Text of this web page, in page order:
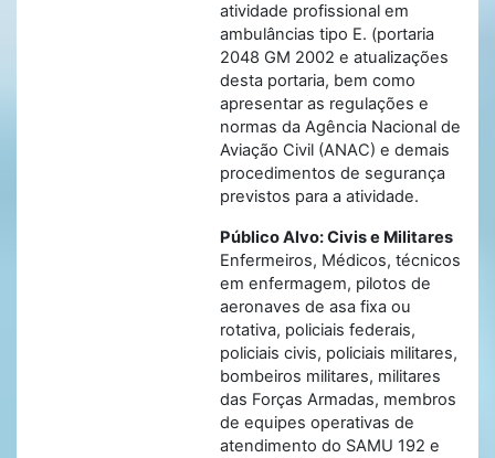
atividade profissional em
ambulâncias tipo E. (portaria
2048 GM 2002 e atualizações
desta portaria, bem como
apresentar as regulações e
normas da Agência Nacional de
Aviação Civil (ANAC) e demais
procedimentos de segurança
previstos para a atividade.
Público Alvo: Civis e Militares
Enfermeiros, Médicos, técnicos
em enfermagem, pilotos de
aeronaves de asa fixa ou
rotativa, policiais federais,
policiais civis, policiais militares,
bombeiros militares, militares
das Forças Armadas, membros
de equipes operativas de
atendimento do SAMU 192 e